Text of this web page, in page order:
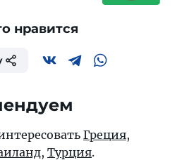
нравится
Греция,
, Турция.